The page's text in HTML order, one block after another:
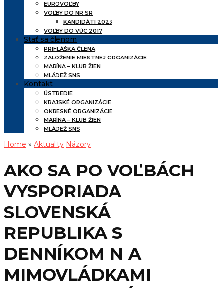
EUROVOĽBY
VOĽBY DO NR SR
KANDIDÁTI 2023
VOĽBY DO VÚC 2017
Stať sa členom
PRIHLÁŠKA ČLENA
ZALOŽENIE MIESTNEJ ORGANIZÁCIE
MARÍNA – KLUB ŽIEN
MLÁDEŽ SNS
Kontakt
ÚSTREDIE
KRAJSKÉ ORGANIZÁCIE
OKRESNÉ ORGANIZÁCIE
MARÍNA – KLUB ŽIEN
MLÁDEŽ SNS
Home » Aktuality Názory
AKO SA PO VOĽBÁCH
VYSPORIADA
SLOVENSKÁ
REPUBLIKA S
DENNÍKOM N A
MIMOVLÁDKAMI